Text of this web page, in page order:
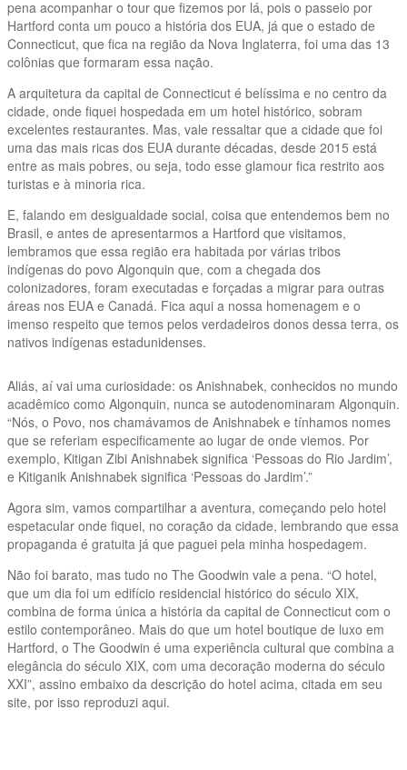
pena acompanhar o tour que fizemos por lá, pois o passeio por
Hartford conta um pouco a história dos EUA, já que o estado de
Connecticut, que fica na região da Nova Inglaterra, foi uma das 13
colônias que formaram essa nação.
A arquitetura da capital de Connecticut é belíssima e no centro da
cidade, onde fiquei hospedada em um hotel histórico, sobram
excelentes restaurantes. Mas, vale ressaltar que a cidade que foi
uma das mais ricas dos EUA durante décadas, desde 2015 está
entre as mais pobres, ou seja, todo esse glamour fica restrito aos
turistas e à minoria rica.
E, falando em desigualdade social, coisa que entendemos bem no
Brasil, e antes de apresentarmos a Hartford que visitamos,
lembramos que essa região era habitada por várias tribos
indígenas do povo Algonquin que, com a chegada dos
colonizadores, foram executadas e forçadas a migrar para outras
áreas nos EUA e Canadá. Fica aqui a nossa homenagem e o
imenso respeito que temos pelos verdadeiros donos dessa terra, os
nativos indígenas estadunidenses.
Aliás, aí vai uma curiosidade: os Anishnabek, conhecidos no mundo
acadêmico como Algonquin, nunca se autodenominaram Algonquin.
“Nós, o Povo, nos chamávamos de Anishnabek e tínhamos nomes
que se referiam especificamente ao lugar de onde viemos. Por
exemplo, Kitigan Zibi Anishnabek significa ‘Pessoas do Rio Jardim’,
e Kitiganik Anishnabek significa ‘Pessoas do Jardim’.”
Agora sim, vamos compartilhar a aventura, começando pelo hotel
espetacular onde fiquei, no coração da cidade, lembrando que essa
propaganda é gratuita já que paguei pela minha hospedagem.
Não foi barato, mas tudo no The Goodwin vale a pena. “O hotel,
que um dia foi um edifício residencial histórico do século XIX,
combina de forma única a história da capital de Connecticut com o
estilo contemporâneo. Mais do que um hotel boutique de luxo em
Hartford, o The Goodwin é uma experiência cultural que combina a
elegância do século XIX, com uma decoração moderna do século
XXI”, assino embaixo da descrição do hotel acima, citada em seu
site, por isso reproduzi aqui.